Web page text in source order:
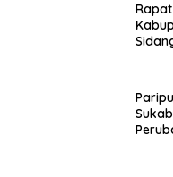
Rapat